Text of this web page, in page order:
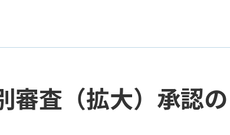
審査（拡大）承認の